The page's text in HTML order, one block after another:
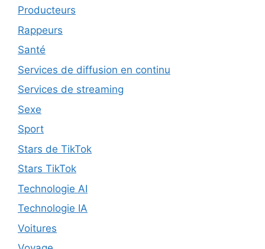
Producteurs
Rappeurs
Santé
Services de diffusion en continu
Services de streaming
Sexe
Sport
Stars de TikTok
Stars TikTok
Technologie AI
Technologie IA
Voitures